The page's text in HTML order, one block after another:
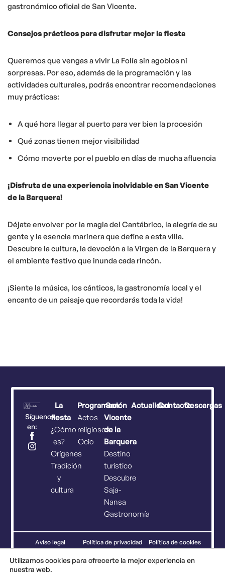
gastronómico oficial de San Vicente.
Consejos prácticos para disfrutar mejor la fiesta
Queremos que vengas a vivir La Folía sin agobios ni
sorpresas. Por eso, además de la programación y las
actividades culturales, podrás encontrar recomendaciones
muy prácticas:
A qué hora llegar al puerto para ver bien la procesión
Qué zonas tienen mejor visibilidad
Cómo moverte por el pueblo en días de mucha afluencia
¡Disfruta de una experiencia inolvidable en San Vicente
de la Barquera!
Déjate envolver por la magia del Cantábrico, la alegría de su
gente y la esencia marinera que define a esta villa.
Descubre la cultura, la devoción a la Virgen de la Barquera y
el ambiente festivo que inunda cada rincón.
¡Siente la música, los cánticos, la gastronomía local y el
encanto de un paisaje que recordarás toda la vida!
Síguenos
en:
La
fiesta
¿Cómo
es?
Orígenes
Tradición
y
cultura
Programación
Actos
religiosos
Ocio
San
Vicente
de la
Barquera
Destino
turístico
Descubre
Saja-
Nansa
Gastronomía
ActualidadContactoDescargas
Aviso legal Política de privacidad Política de cookies
Utilizamos cookies para ofrecerte la mejor experiencia en
nuestra web.